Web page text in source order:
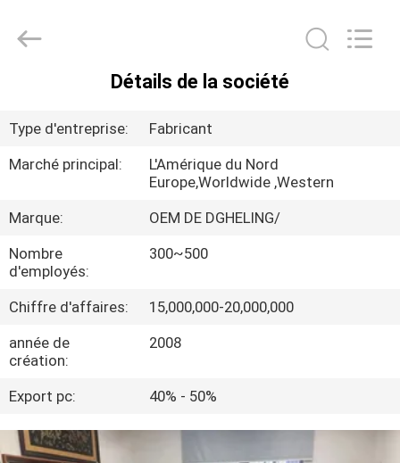
PRODUITS
AU
DE
NOUS
VISITE
D'USINE
CONTRÔLE
Ltd..
Détails de la société
Type d'entreprise:
Fabricant
Marché principal:
L'Amérique du Nord
Europe,Worldwide ,Western
Marque:
OEM DE DGHELING/
Nombre
d'employés:
300~500
Chiffre d'affaires:
15,000,000-20,000,000
année de
création:
2008
Export pc: 40% - 50%